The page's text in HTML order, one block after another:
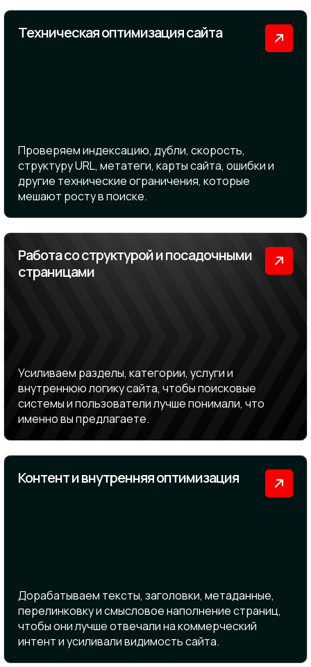
Техническая оптимизация сайта
Проверяем индексацию, дубли, скорость,
структуру URL, метатеги, карты сайта, ошибки и
другие технические ограничения, которые
мешают росту в поиске.
Работа со структурой и посадочными
страницами
Усиливаем разделы, категории, услуги и
внутреннюю логику сайта, чтобы поисковые
системы и пользователи лучше понимали, что
именно вы предлагаете.
Контент и внутренняя оптимизация
Дорабатываем тексты, заголовки, метаданные,
перелинковку и смысловое наполнение страниц,
чтобы они лучше отвечали на коммерческий
интент и усиливали видимость сайта.